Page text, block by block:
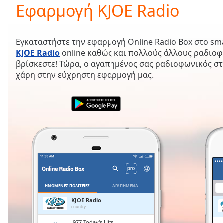
Current
Time0:00
Duration
Loaded:
0.00%
Stream
Remaining
Εφαρμογή KJOE Radio
Εγκαταστήστε την εφαρμογή Online Radio Box στο
KJOE Radio online καθώς και πολλούς άλλους
βρίσκεστε! Τώρα, ο αγαπημένος σας ραδιοφωνικός
χάρη στην εύχρηστη εφαρμογή μας.
ΗΝΩΜΈΝΕΣ ΠΟΛΙΤΕΊΕΣ ΑΓΑΠΗΜΈΝΑ
KJOE Radio
country
.977 Today's Hits